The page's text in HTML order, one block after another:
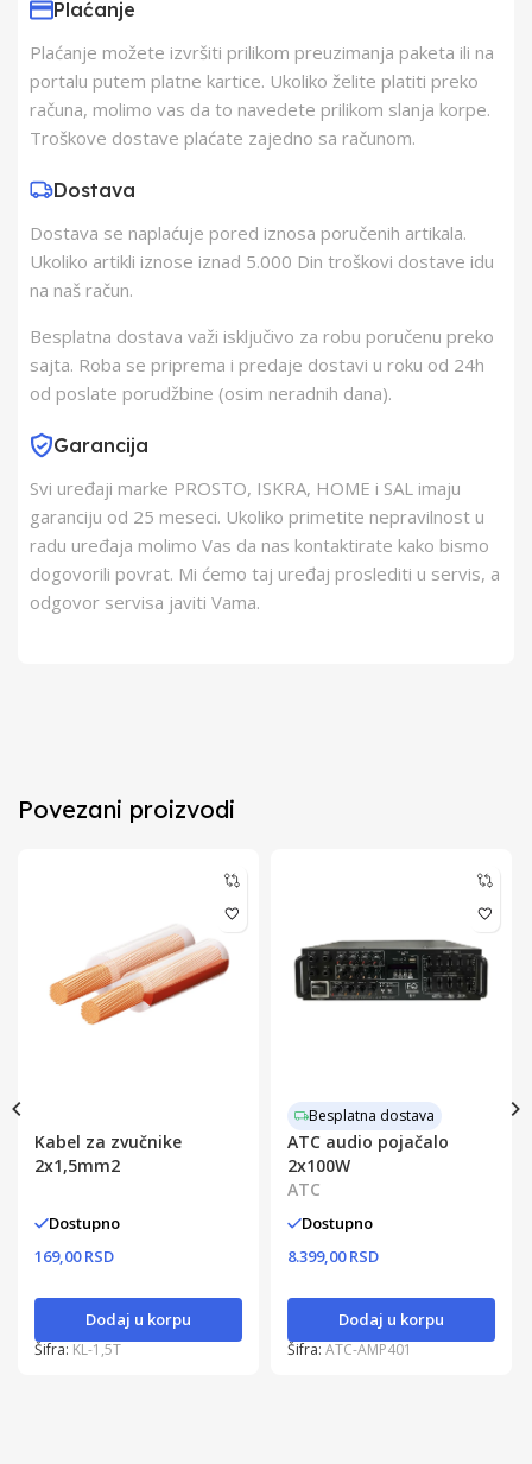
Proizvođač Somogyi Elektronic
Zemlja Porekla
Zemlja Uvoza
Barkod 5998312730553
Plaćanje
Plaćanje možete izvršiti prilikom preuzimanja paketa ili na
portalu putem platne kartice. Ukoliko želite platiti preko
računa, molimo vas da to navedete prilikom slanja korpe.
Troškove dostave plaćate zajedno sa računom.
Dostava
Dostava se naplaćuje pored iznosa poručenih artikala.
Ukoliko artikli iznose iznad 5.000 Din troškovi dostave idu
na naš račun.
Besplatna dostava važi isključivo za robu poručenu preko
sajta. Roba se priprema i predaje dostavi u roku od 24h
od poslate porudžbine (osim neradnih dana).
Garancija
Svi uređaji marke PROSTO, ISKRA, HOME i SAL imaju
garanciju od 25 meseci. Ukoliko primetite nepravilnost u
radu uređaja molimo Vas da nas kontaktirate kako bismo
dogovorili povrat. Mi ćemo taj uređaj proslediti u servis, a
odgovor servisa javiti Vama.
Povezani proizvodi
Kabel za zvučnike
2x1,5mm2
Dostupno
169,00 RSD
Dodaj u korpu
Šifra: KL-1,5T
Besplatna dostava
ATC audio pojačalo
2x100W
ATC
Dostupno
8.399,00 RSD
Dodaj u korpu
Šifra:ATC-AMP401